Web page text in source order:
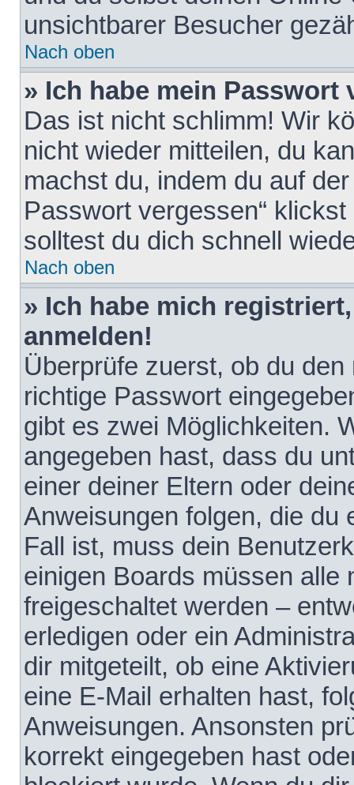
unsichtbarer Besucher
Nach oben
» Ich habe mein Passwort
Das ist nicht schlimm! Wir
nicht wieder mitteilen, du
machst du, indem du auf
Passwort vergessen“
solltest du dich schnell
Nach oben
» Ich habe mich
anmelden!
Überprüfe zuerst, ob du
richtige Passwort
gibt es zwei Möglichkeiten.
angegeben hast, dass du
einer deiner Eltern oder
Anweisungen folgen, die du
Fall ist, muss dein
einigen Boards müssen alle
freigeschaltet werden –
erledigen oder ein
dir mitgeteilt, ob eine
eine E-Mail erhalten hast,
Anweisungen. Ansonsten
korrekt eingegeben hast